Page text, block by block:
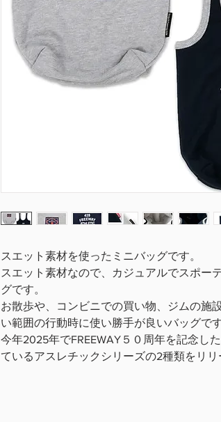
スエット素材を使ったミニバッグです。
スエット素材なので、カジュアルでスポー
グです。
お散歩や、コンビニでの買い物、ジムの施
い範囲の行動時に使い勝手が良いバッグです
今年2025年でFREEWAY５０周年を記念し
ているアスレチックシリーズの2種類をリリ